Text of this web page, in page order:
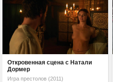
Откровенная сцена с Натали
Дормер
Игра престолов (2011)